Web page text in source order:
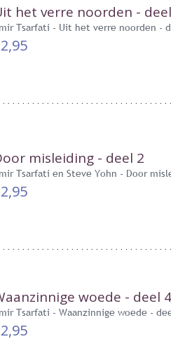
het verre noorden -
Tsarfati - Uit het verre noorden -
misleiding - deel 2
Tsarfati en Steve Yohn - Door
woede - deel 4
Tsarfati - Waanzinnige woede -